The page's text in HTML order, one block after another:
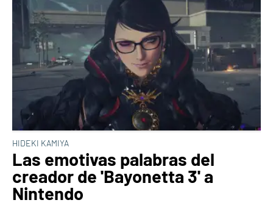
HIDEKI KAMIYA
Las emotivas palabras del
creador de 'Bayonetta 3' a
Nintendo